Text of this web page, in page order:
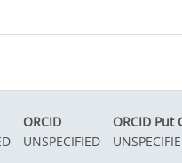
ORCID
ORCID Put
UNSPECIFIED